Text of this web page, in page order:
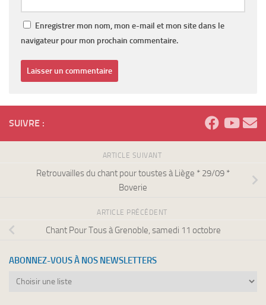
Enregistrer mon nom, mon e-mail et mon site dans le
navigateur pour mon prochain commentaire.
SUIVRE :
ARTICLE SUIVANT
Retrouvailles du chant pour toustes à Liège * 29/09 *
Boverie
ARTICLE PRÉCÉDENT
Chant Pour Tous à Grenoble, samedi 11 octobre
ABONNEZ-VOUS À NOS NEWSLETTERS
Abonnez-